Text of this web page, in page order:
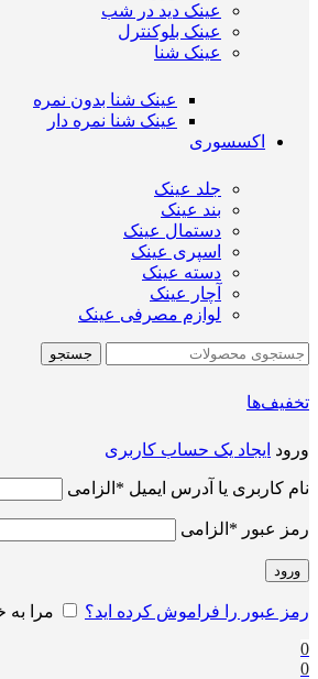
عینک دید در شب
عینک بلوکنترل
عینک شنا
عینک شنا بدون نمره
عینک شنا نمره دار
اکسسوری
جلد عینک
بند عینک
دستمال عینک
اسپری عینک
دسته عینک
آچار عینک
لوازم مصرفی عینک
جستجو
تخفیف‌ها
ورود ایجاد یک حساب کاربری
نام کاربری یا آدرس ایمیل * الزامی
رمز عبور * الزامی
ورود
رمز عبور را فراموش کرده اید؟
مرا به
0
0